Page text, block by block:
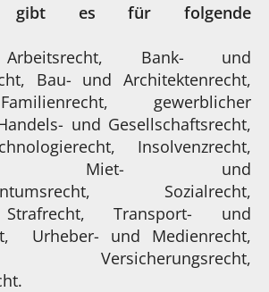
gibt es für folgende
Arbeitsrecht, Bank- und
Bau- und Architektenrecht,
gewerblicher
und Gesellschaftsrecht,
Insolvenzrecht,
Miet- und
Sozialrecht,
Strafrecht, Transport- und
Urheber- und Medienrecht,
Versicherungsrecht,